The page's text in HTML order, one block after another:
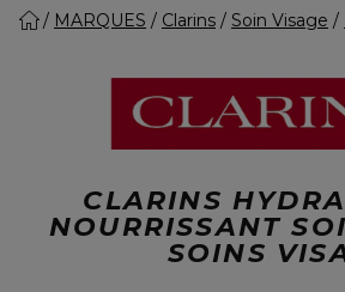
MARQUES Clarins Soin Visage
CLARINS
NOURRISSANT
SOINS